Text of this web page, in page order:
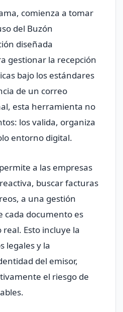
comienza a tomar
del Buzón
diseñada
gestionar la recepción
bajo los estándares
de un correo
esta herramienta no
los valida, organiza
entorno digital.
a las empresas
buscar facturas
a una gestión
cada documento es
Esto incluye la
legales y la
del emisor,
el riesgo de